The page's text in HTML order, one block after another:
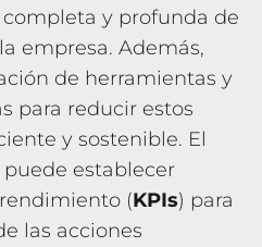
y profunda de
empresa. Además,
de herramientas y
para reducir estos
y sostenible. El
establecer
(KPIs) para
las acciones